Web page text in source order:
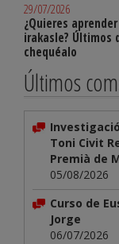
29/07/2026
¿Quieres
irakasle? Últimos
chequéalo
Últimos
Toni Civit
Premià de
05/08/2026
Curso de
Jorge
06/07/2026